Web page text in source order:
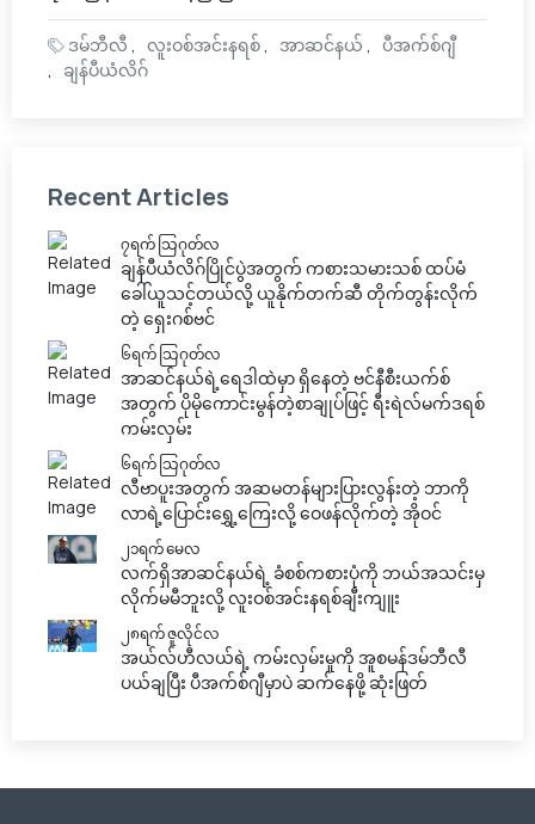
ဒမ်ဘီလီ လူးဝစ်အင်းနရစ် အာဆင်နယ်
ပီအက်စ်ဂျီ
ချန်ပီယံလိဂ်
Recent Articles
၇ရက် သြဂုတ်လ
ချန်ပီယံလိဂ်ပြိုင်ပွဲအတွက် ကစားသမားသစ် ထပ်မံ
ခေါ်ယူသင့်တယ်လို့ ယူနိုက်တက်ဆီ တိုက်တွန်းလိုက်
တဲ့ ရှေးဂစ်ဗင်
၆ရက် သြဂုတ်လ
အာဆင်နယ်ရဲ့ရေဒါထဲမှာ ရှိနေတဲ့ ဗင်နီစီးယက်စ်
အတွက် ပိုမိုကောင်းမွန်တဲ့စာချုပ်ဖြင့် ရီးရဲလ်မက်ဒရစ်
ကမ်းလှမ်း
၆ရက် သြဂုတ်လ
လီဗာပူးအတွက် အဆမတန်များပြားလွန်းတဲ့ ဘာကို
လာရဲ့ပြောင်းရွှေ့ကြေးလို့ ဝေဖန်လိုက်တဲ့ အိုဝင်
၂၁ရက် မေလ
လက်ရှိအာဆင်နယ်ရဲ့ ခံစစ်ကစားပုံကို ဘယ်အသင်းမှ
လိုက်မမီဘူးလို့ လူးဝစ်အင်းနရစ်ချီးကျူး
၂၈ရက် ဇူလိုင်လ
အယ်လ်ဟီလယ်ရဲ့ ကမ်းလှမ်းမှုကို အူစမန်ဒမ်ဘီလီ
ပယ်ချပြီး ပီအက်စ်ဂျီမှာပဲ ဆက်နေဖို့ ဆုံးဖြတ်